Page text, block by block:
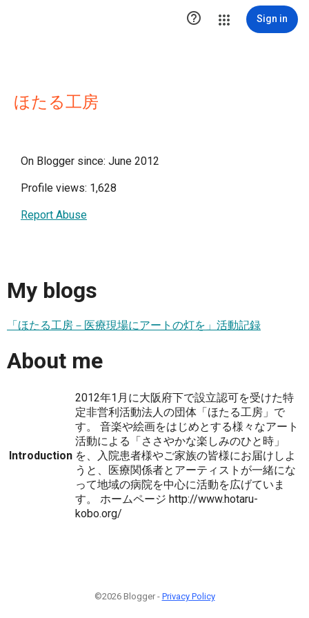
 Sign in
ほたる工房
On Blogger since: June 2012
Profile views: 1,628
Report Abuse
My blogs
「ほたる工房－医療現場にアートの灯を」活動記録
About me
Introduction
2012年1月に大阪府下で設立認可を受けた特
定非営利活動法人の団体「ほたる工房」で
す。 音楽や絵画をはじめとする様々なアート
活動による「ささやかな楽しみのひと時」
を、入院患者様やご家族の皆様にお届けしよ
うと、医療関係者とアーティストが一緒にな
って地域の病院を中心に活動を広げていま
す。 ホームページ http://www.hotaru-
kobo.org/
©2026 Blogger - Privacy Policy